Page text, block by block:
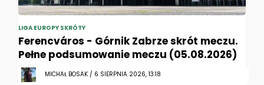
LIGA EUROPY SKRÓTY
Ferencváros - Górnik Zabrze skrót meczu.
Pełne podsumowanie meczu (05.08.2026)
MICHAŁ BOSAK / 6 SIERPNIA 2026, 13:18